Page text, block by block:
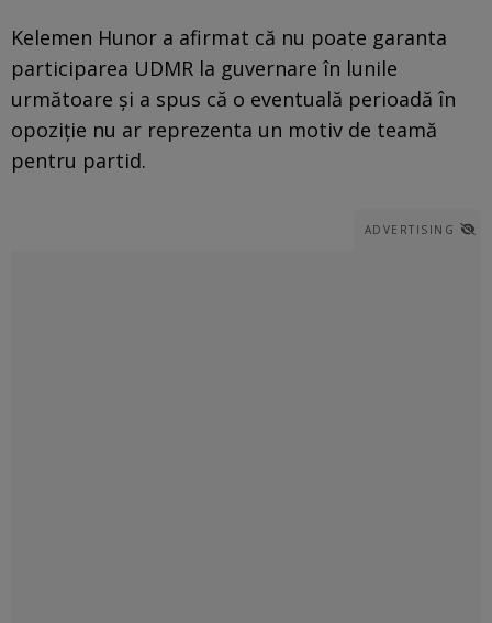
Kelemen Hunor a afirmat că nu poate garanta
participarea UDMR la guvernare în lunile
următoare și a spus că o eventuală perioadă în
opoziție nu ar reprezenta un motiv de teamă
pentru partid.
ADVERTISING